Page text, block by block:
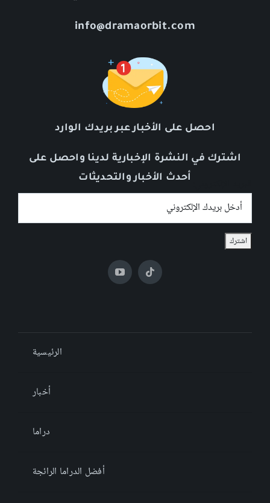
info@dramaorbit.com
احصل على الأخبار عبر بريدك الوارد
اشترك في النشرة الإخبارية لدينا واحصل على
أحدث الأخبار والتحديثات
الرئيسية
أخبار
دراما
أفضل الدراما الرائجة